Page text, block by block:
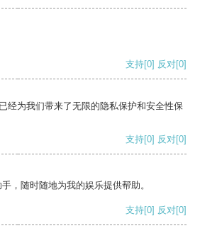
支持[0] 反对[0]
经为我们带来了无限的隐私保护和安全性保
支持[0] 反对[0]
，随时随地为我的娱乐提供帮助。
支持[0] 反对[0]